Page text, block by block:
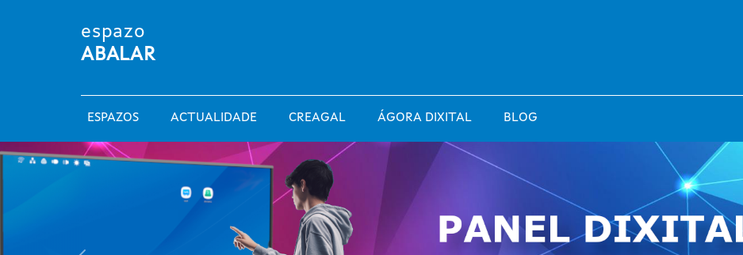
espazo
ABALAR
ESPAZOS ACTUALIDADE CREAGAL ÁGORA DIXITAL BLOG